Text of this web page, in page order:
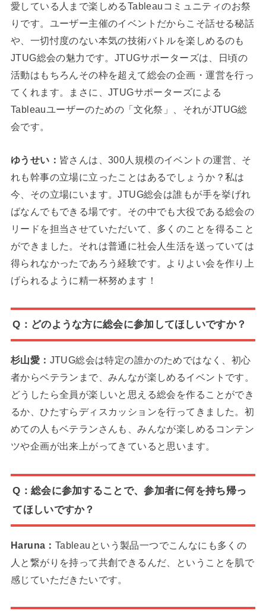
愛している人まで楽しめるTableauコミュニティのお祭
りです。ユーザー主催のイベントだからこそ話せる秘話
や、一切忖度のない本気の技術バトルを楽しめるのも
JTUG総会の魅力です。JTUGサポーターズは、日頃の
活動はもちろんその枠を超えて総会の企画・運営を行っ
てくれます。まさに、JTUGサポーターズによる
Tableauユーザーのための「文化祭」、それがJTUG総
会です。
ゆうせい： 皆さんは、300人規模のイベントの運営、そ
れも幹事の立場に立ったことはあるでしょうか？私は
今、その立場にいます。JTUG総会は誰もが手を挙げれ
ばなんでもできる場です。その中でも大役である総会の
リードを担当させていただいて、多くのことを得ること
ができました。それは普通に社会人生活を送っていては
得られなかったであろう経験です。よりよい会を作り上
げられるように精一杯努めます！
Q：どのような方に総会に参加してほしいですか？
杉山愛： JTUG総会は特定の誰かのためではなく、初心
者からベテランまで、みんなが楽しめるイベントです。
どうしたら全員が楽しいと思える総会を作ることができ
るか、ひたすらディスカッションを行ってきました。初
めての人もベテランさんも、みんなが楽しめるコンテン
ツや企画が出来上がってきていると思います。
Q：総会に参加することで、参加者に何を持ち帰っ
てほしいですか？
Haruna： Tableauという製品一つでこんなにも多くの
人と繋がりを持って共創できるんだ、ということを肌で
感じていただきたいです。